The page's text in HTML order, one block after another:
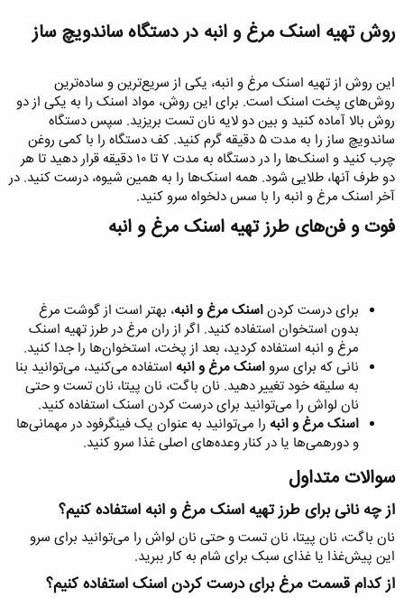
روش تهیه اسنک مرغ و انبه در دستگاه ساندویچ ساز​
این روش از تهیه اسنک مرغ و انبه، یکی از سریع‌ترین و ساده‌ترین
روش‌های پخت اسنک است. برای این روش، مواد اسنک را به یکی از دو
روش بالا آماده کنید و بین دو لایه نان تست بریزید. سپس دستگاه
ساندویچ ساز را به مدت ۵ دقیقه گرم کنید. کف دستگاه را با کمی روغن
چرب کنید و اسنک‌ها را در دستگاه به مدت ۷ تا ۱۰ دقیقه قرار دهید تا هر
دو طرف آنها، طلایی شود. همه اسنک‌ها را به همین شیوه، درست کنید. در
آخر اسنک‌ مرغ و انبه را با سس دلخواه سرو کنید.
فوت و فن‌های طرز تهیه اسنک مرغ و انبه​
برای درست کردناسنک مرغ و انبه، بهتر است از گوشت مرغ
بدون استخوان استفاده کنید. اگر از ران مرغ در طرز تهیه اسنک
مرغ و انبه استفاده کردید، بعد از پخت، استخوان‌ها را جدا کنید.
نانی که برای سرو اسنک مرغ و انبه استفاده می‌کنید، می‌توانید بنا
به سلیقه خود تغییر دهید. نان باگت، نان پیتا، نان تست و حتی
نان لواش را می‌توانید برای درست کردن اسنک استفاده کنید.
اسنک مرغ و انبه را می‌توانید به عنوان یک فینگرفود در مهمانی‌ها
و دورهمی‌ها یا در کنار وعده‌های اصلی غذا سرو کنید.
سوالات متداول​
از چه نانی برای طرز تهیه اسنک مرغ و انبه استفاده کنیم؟​
نان باگت، نان پیتا، نان تست و حتی نان لواش را می‌توانید برای سرو
این پیش‌غذا یا غذای سبک برای شام به کار ببرید.
از کدام قسمت مرغ برای درست کردن اسنک استفاده کنیم؟​